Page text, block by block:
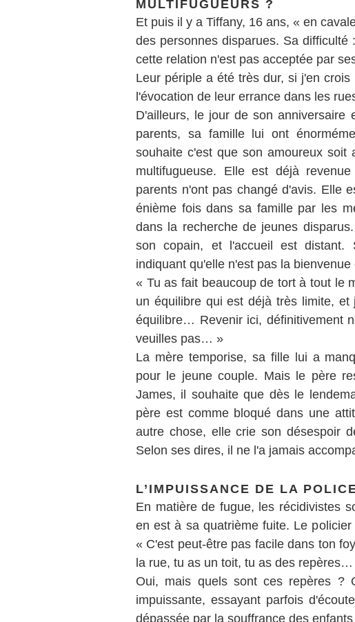
MULTIFUGUEURS ?
Et puis il y a Tiffany, 16 ans, « en
des personnes disparues. Sa
cette relation n'est pas acceptée par
Leur périple a été très dur, si j'en
l'évocation de leur errance dans les
D'ailleurs, le jour de son anniversaire
parents, sa famille lui ont
souhaite c'est que son amoureux soit
multifugueuse. Elle est déjà
parents n'ont pas changé d'avis. Elle
énième fois dans sa famille par les
dans la recherche de jeunes
son copain, et l'accueil est distant.
indiquant qu'elle n'est pas la
« Tu as fait beaucoup de tort à tout le
un équilibre qui est déjà très limite,
équilibre… Revenir ici, définitivement
veuilles pas… »
La mère temporise, sa fille lui a
pour le jeune couple. Mais le père
James, il souhaite que dès le
père est comme bloqué dans une
autre chose, elle crie son désespoir
Selon ses dires, il ne l'a jamais
L’IMPUISSANCE DE LA
En matière de fugue, les récidivistes
en est à sa quatrième fuite. Le
« C'est peut-être pas facile dans ton
la rue, tu as un toit, tu as des
Oui, mais quels sont ces repères ?
impuissante, essayant parfois
dépassée par la souffrance des